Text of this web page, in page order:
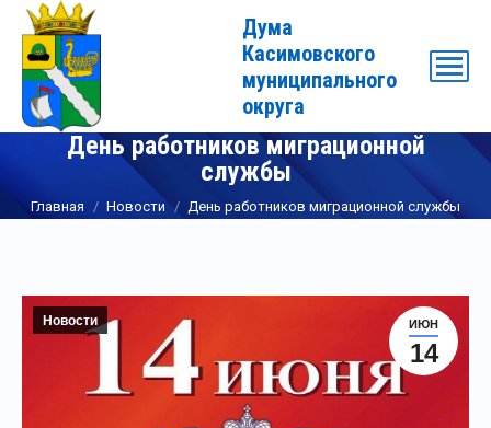
Дума
Касимовского
муниципального
округа
День работников миграционной
службы
Вы здесь:
Главная Новости День работников миграционной службы
ИЮН
14
Новости